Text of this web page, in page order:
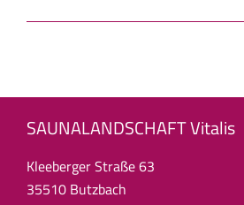
SAUNALANDSCHAFT Vitalis
Kleeberger Straße 63
35510 Butzbach